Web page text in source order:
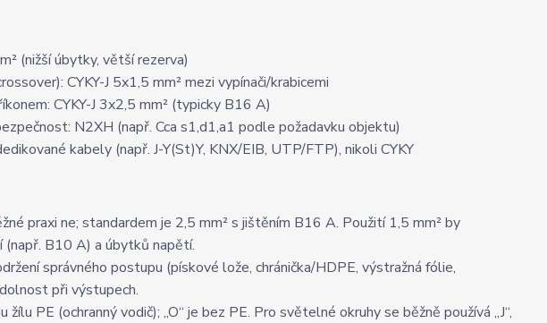
(nižší úbytky, větší rezerva)
CYKY-J 5x1,5 mm² mezi vypínači/krabicemi
CYKY-J 3x2,5 mm² (typicky B16 A)
N2XH (např. Cca s1,d1,a1 podle požadavku objektu)
kabely (např. J-Y(St)Y, KNX/EIB, UTP/FTP), nikoli CYKY
praxi ne; standardem je 2,5 mm² s jištěním B16 A. Použití 1,5 mm² by
B10 A) a úbytků napětí.
správného postupu (pískové lože, chránička/HDPE, výstražná fólie,
při výstupech.
žílu PE (ochranný vodič); „O“ je bez PE. Pro světelné okruhy se běžně používá „J“,